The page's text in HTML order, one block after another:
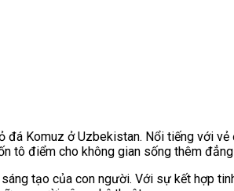
Komuz ở Uzbekistan. Nổi tiếng với vẻ
tô điểm cho không gian sống thêm
tạo của con người. Với sự kết hợp